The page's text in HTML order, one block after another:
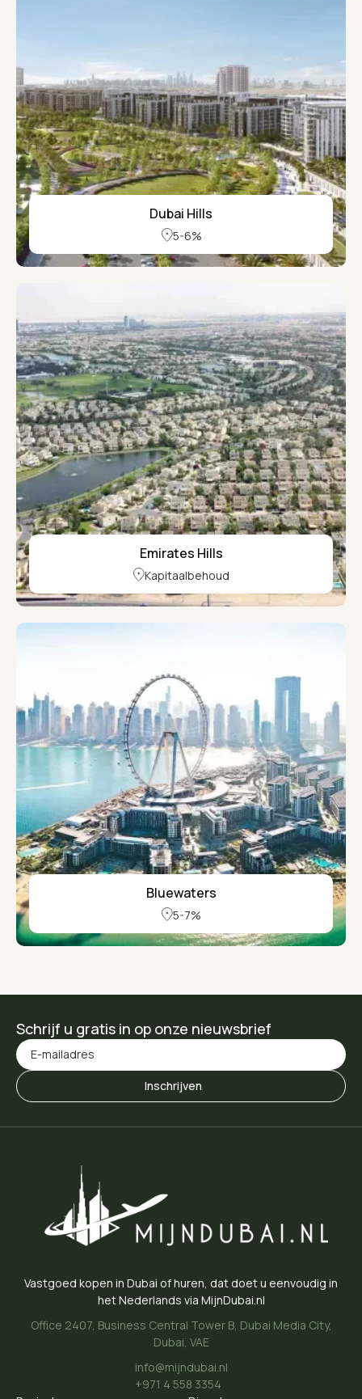
Dubai Hills
5-6%
Emirates Hills
Kapitaalbehoud
Bluewaters
5-7%
Schrijf u gratis in op onze nieuwsbrief
Vastgoed kopen in Dubai of huren, dat doet u eenvoudig in
het Nederlands via MijnDubai.nl
Office 2407, Business Central Tower B, Dubai Media City,
Dubai, VAE
info@mijndubai.nl
+971 4 558 3354